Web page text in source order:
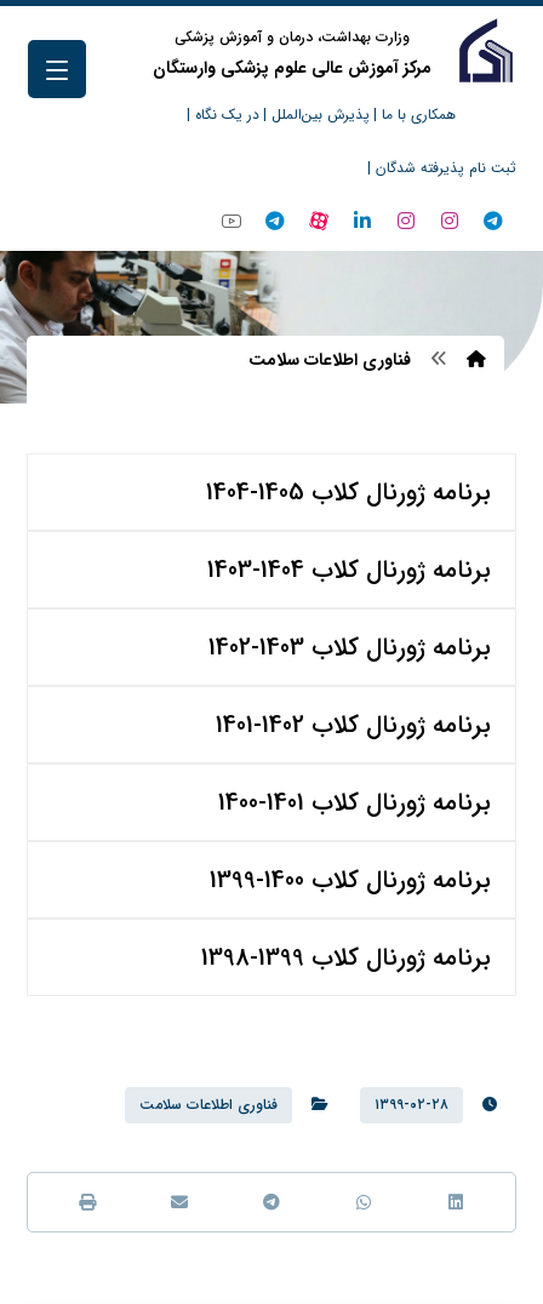
وزارت بهداشت، درمان و آموزش پزشکی
مرکز آموزش عالی علوم پزشکی وارستگان
همکاری با ما | پذیرش بین‌الملل |در یک نگاه |
ثبت نام پذیرفته شدگان |
فناوری اطلاعات سلامت
برنامه ژورنال کلاب 1405-1404
برنامه ژورنال کلاب 1404-1403
برنامه ژورنال کلاب 1403-1402
برنامه ژورنال کلاب 1402-1401
برنامه ژورنال کلاب 1401-1400
برنامه ژورنال کلاب 1400-1399
برنامه ژورنال کلاب 1399-1398
۱۳۹۹-۰۲-۲۸ فناوری اطلاعات سلامت